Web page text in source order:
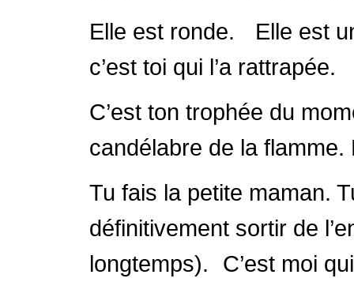
Elle est ronde. Elle est
c’est toi qui l’a rattrapée.
C’est ton trophée du
candélabre de la
Tu fais la petite maman.
définitivement sortir de
longtemps). C’est moi